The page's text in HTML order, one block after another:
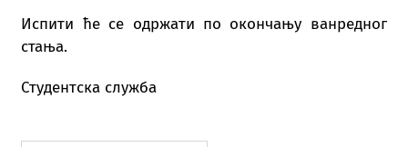
Испити ће се одржати по окончању ванредног
стања.
Студентска служба